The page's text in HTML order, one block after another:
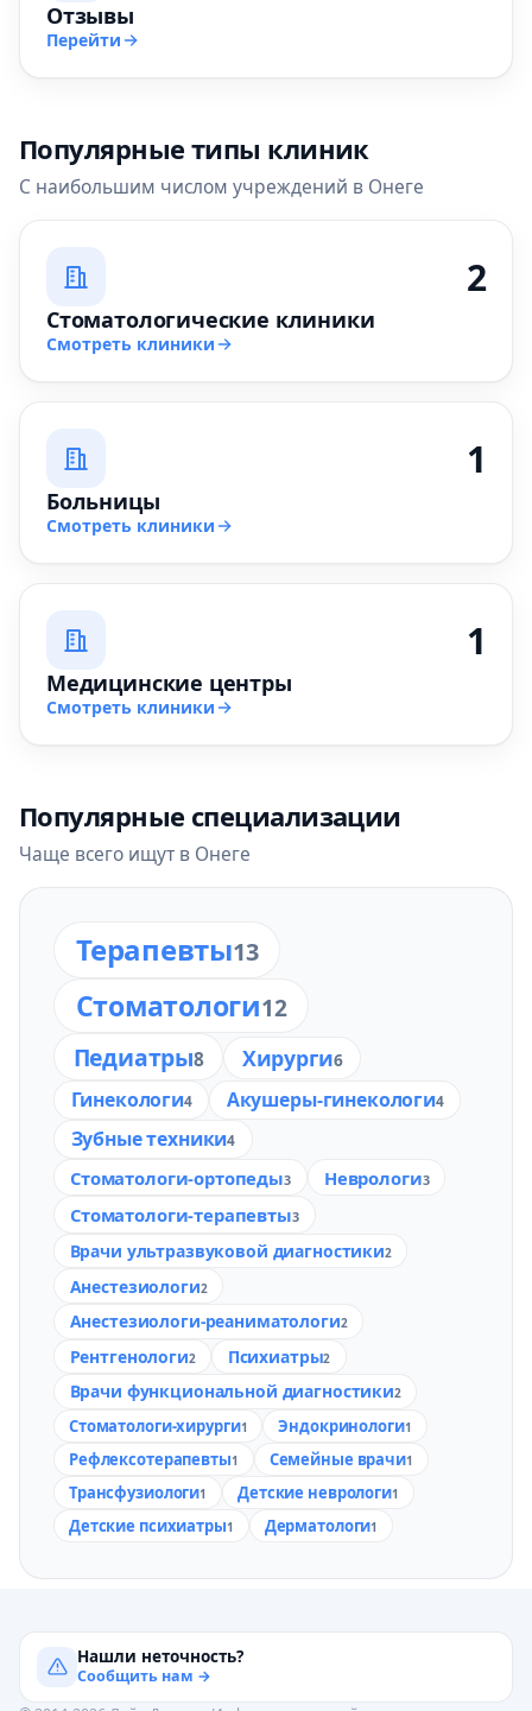
Отзывы
Перейти
Популярные типы клиник
С наибольшим числом учреждений в Онеге
2
Стоматологические клиники
Смотреть клиники
1
Больницы
Смотреть клиники
1
Медицинские центры
Смотреть клиники
Популярные специализации
Чаще всего ищут в Онеге
Терапевты13
Стоматологи12
Педиатры8 Хирурги6
Гинекологи4 Акушеры-гинекологи4
Зубные техники4
Стоматологи-ортопеды3 Неврологи3
Стоматологи-терапевты3
Врачи ультразвуковой диагностики2
Анестезиологи2
Анестезиологи-реаниматологи2
Рентгенологи2 Психиатры2
Врачи функциональной диагностики2
Стоматологи-хирурги1 Эндокринологи1
Рефлексотерапевты1 Семейные врачи1
Трансфузиологи1 Детские неврологи1
Детские психиатры1 Дерматологи1
Нашли неточность?
Сообщить нам →